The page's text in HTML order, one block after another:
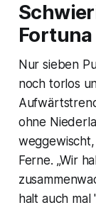
Fortuna
Nur sieben
noch torlos
ohne
Ferne. „Wir
halt auch